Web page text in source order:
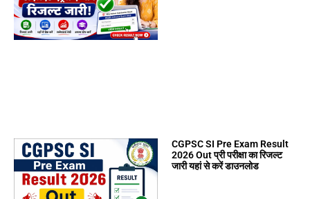
CGPSC SI Pre Exam Result
2026 Out प्री परीक्षा का रिजल्ट
जारी यहां से करें डाउनलोड